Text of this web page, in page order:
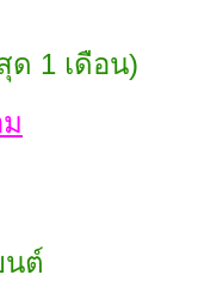
ด 1 เดือน)
นต์